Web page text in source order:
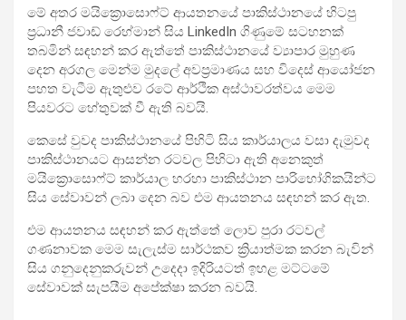
මේ අතර මයික්‍රොසොෆ්ට් ආයතනයේ පාකිස්ථානයේ හිටපු
ප්‍රධානී ජවාඩ් රෙහ්මාන් සිය LinkedIn ගිණුමේ සටහනක්
තබමින් සඳහන් කර ඇත්තේ පාකිස්ථානයේ ව්‍යාපාර මුහුණ
දෙන අරගල මෙන්ම මුදලේ අවප්‍රමාණය සහ විදෙස් ආයෝජන
පහත වැටීම ඇතුළුව රටේ ආර්ථික අස්ථාවරත්වය මෙම
පියවරට හේතුවක් වී ඇති බවයි.
කෙසේ වුවද පාකිස්ථානයේ පිහිටි සිය කාර්යාලය වසා දැමුවද
පාකිස්ථානයට ආසන්න රටවල පිහිටා ඇති අනෙකුත්
මයික්‍රොසොෆ්ට් කාර්යාල හරහා පාකිස්ථාන පාරිභෝගිකයින්ට
සිය සේවාවන් ලබා දෙන බව එම ආයතනය සඳහන් කර ඇත.
එම ආයතනය සඳහන් කර ඇත්තේ ලොව පුරා රටවල්
ගණනාවක මෙම සැලැස්ම සාර්ථකව ක්‍රියාත්මක කරන බැවින්
සිය ගනුදෙනුකරුවන් උදෙදා ඉදිරියටත් ඉහළ මට්ටමේ
සේවාවක් සැපයීම අපේක්ෂා කරන බවයි.